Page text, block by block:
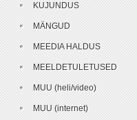
KUJUNDUS
MÄNGUD
MEEDIA HALDUS
MEELDETULETUSED
MUU (heli/video)
MUU (internet)